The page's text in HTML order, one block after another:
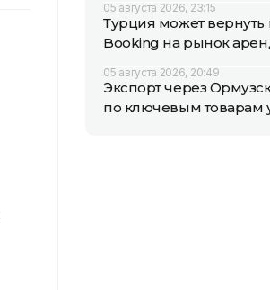
05 августа 2026, 23:15
Турция может
Booking на рынок
05 августа 2026, 20:49
Экспорт через
по ключевым товарам